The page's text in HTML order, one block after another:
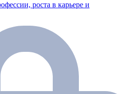
роста в карьере и